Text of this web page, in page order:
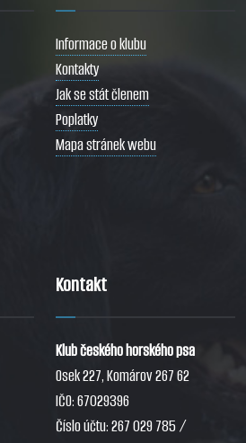
Informace o klubu
Kontakty
Jak se stát členem
Poplatky
Mapa stránek webu
Kontakt
Klub českého horského psa
Osek 227, Komárov 267 62
IČO: 67029396
Číslo účtu: 267 029 785 /